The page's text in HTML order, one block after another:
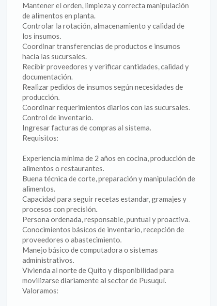
Mantener el orden, limpieza y correcta manipulación
de alimentos en planta.
Controlar la rotación, almacenamiento y calidad de
los insumos.
Coordinar transferencias de productos e insumos
hacia las sucursales.
Recibir proveedores y verificar cantidades, calidad y
documentación.
Realizar pedidos de insumos según necesidades de
producción.
Coordinar requerimientos diarios con las sucursales.
Control de inventario.
Ingresar facturas de compras al sistema.
Requisitos:
Experiencia mínima de 2 años en cocina, producción de
alimentos o restaurantes.
Buena técnica de corte, preparación y manipulación de
alimentos.
Capacidad para seguir recetas estandar, gramajes y
procesos con precisión.
Persona ordenada, responsable, puntual y proactiva.
Conocimientos básicos de inventario, recepción de
proveedores o abastecimiento.
Manejo básico de computadora o sistemas
administrativos.
Vivienda al norte de Quito y disponibilidad para
movilizarse diariamente al sector de Pusuquí.
Valoramos: